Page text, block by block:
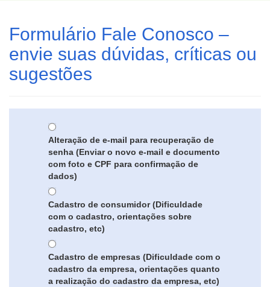
Formulário Fale Conosco –
envie suas dúvidas, críticas ou
sugestões
Alteração de e-mail para recuperação de
senha (Enviar o novo e-mail e documento
com foto e CPF para confirmação de
dados)
Cadastro de consumidor (Dificuldade
com o cadastro, orientações sobre
cadastro, etc)
Cadastro de empresas (Dificuldade com o
cadastro da empresa, orientações quanto
a realização do cadastro da empresa, etc)